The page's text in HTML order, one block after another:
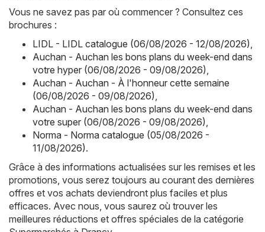
Vous ne savez pas par où commencer ? Consultez ces
brochures :
LIDL - LIDL catalogue (06/08/2026 - 12/08/2026),
Auchan - Auchan les bons plans du week-end dans
votre hyper (06/08/2026 - 09/08/2026),
Auchan - Auchan - À l'honneur cette semaine
(06/08/2026 - 09/08/2026),
Auchan - Auchan les bons plans du week-end dans
votre super (06/08/2026 - 09/08/2026),
Norma - Norma catalogue (05/08/2026 -
11/08/2026).
Grâce à des informations actualisées sur les remises et les
promotions, vous serez toujours au courant des dernières
offres et vos achats deviendront plus faciles et plus
efficaces. Avec nous, vous saurez où trouver les
meilleures réductions et offres spéciales de la catégorie